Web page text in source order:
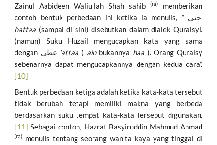
Zainul Aabideen Waliullah Shah sahib(ra)
memberikan
hattaa (sampai di sini) disebutkan dalam dialek Quraisyi.
(namun) Suku Huzail mengucapkan kata yang sama
‘attaa ( ainbukannya haa ). Orang Quraisy
sebenarnya dapat mengucapkannya dengan kedua cara”.
[10]
Bentuk perbedaan ketiga adalah ketika kata-kata tersebut
tidak berubah tetapi memiliki makna yang berbeda
berdasarkan suku tempat kata-kata tersebut digunakan.
[11] Sebagai contoh, Hazrat Basyiruddin Mahmud Ahmad
(ra) menulis tentang seorang wanita kaya yang tinggal di